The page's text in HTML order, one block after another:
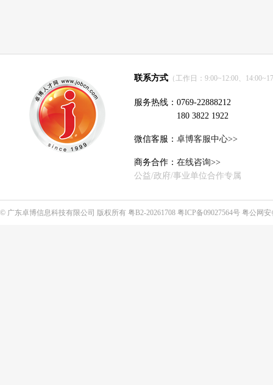
联系方式 （工作日：9:00~12:00、
服务热线：0769-22888212
180 3822 1922
微信客服： 卓博客服中心>>
商务合作： 在线咨询>>
公益/政府/事业单位合作专属
© 广东卓博信息科技有限公司 版权所有 粤B2-20261708 粤ICP备09027564号 粤公网安